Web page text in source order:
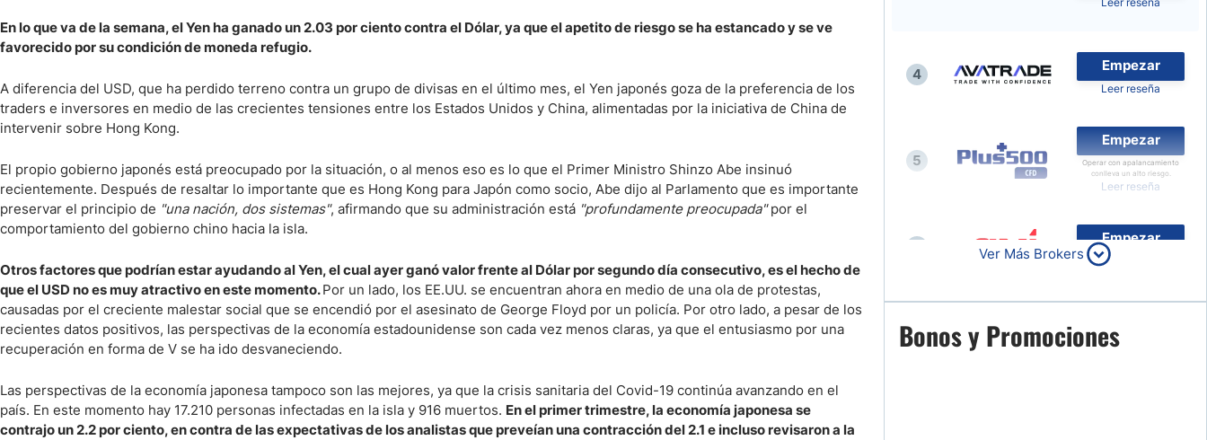
Paraguay
Peru
Panama
Latinoamérica
Bolivia
Nicaragua
Estados Unidos
Nasdaq 100
S&P 500
IBEX 35
Acciones
Nvidia (NVDA)
Banco Santander (SAN)
Todas las Acciones
En lo que va de la semana, el Yen ha ganado un 2.03 por ciento contra el Dólar, ya que el apetito de riesgo se ha estancado y se ve
favorecido por su condición de moneda refugio.
A diferencia del USD, que ha perdido terreno contra un grupo de divisas en el último mes, el Yen japonés goza de la preferencia de los
traders e inversores en medio de las crecientes tensiones entre los Estados Unidos y China, alimentadas por la iniciativa de China de
intervenir sobre Hong Kong.
El propio gobierno japonés está preocupado por la situación, o al menos eso es lo que el Primer Ministro Shinzo Abe insinuó
recientemente. Después de resaltar lo importante que es Hong Kong para Japón como socio, Abe dijo al Parlamento que es importante
preservar el principio de "una nación, dos sistemas", afirmando que su administración está "profundamente preocupada"por el
comportamiento del gobierno chino hacia la isla.
Otros factores que podrían estar ayudando al Yen, el cual ayer ganó valor frente al Dólar por segundo día consecutivo, es el hecho de
que el USD no es muy atractivo en este momento.Por un lado, los EE.UU. se encuentran ahora en medio de una ola de protestas,
causadas por el creciente malestar social que se encendió por el asesinato de George Floyd por un policía. Por otro lado, a pesar de los
recientes datos positivos, las perspectivas de la economía estadounidense son cada vez menos claras, ya que el entusiasmo por una
recuperación en forma de V se ha ido desvaneciendo.
Las perspectivas de la economía japonesa tampoco son las mejores, ya que la crisis sanitaria del Covid-19 continúa avanzando en el
país. En este momento hay 17.210 personas infectadas en la isla y 916 muertos. En el primer trimestre, la economía japonesa se
contrajo un 2.2 por ciento, en contra de las expectativas de los analistas que preveían una contracción del 2.1 e incluso revisaron a la
4
Empezar
Leer reseña
5
Empezar
Operar con apalancamiento
conlleva un alto riesgo.
Leer reseña
Empezar
Leer reseña
7
Leer reseña
Ver Más Brokers
Bonos y Promociones